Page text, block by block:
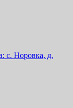
с. Норовка, д.